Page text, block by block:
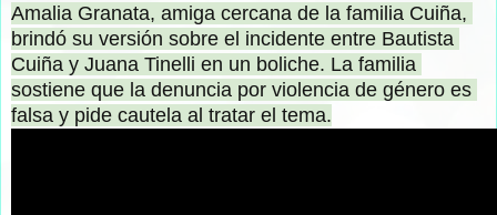
Amalia Granata, amiga cercana de la familia Cuiña,
brindó su versión sobre el incidente entre Bautista
Cuiña y Juana Tinelli en un boliche. La familia
sostiene que la denuncia por violencia de género es
falsa y pide cautela al tratar el tema.